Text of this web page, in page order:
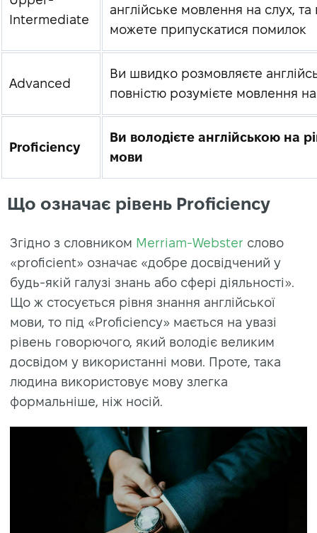
Intermediate
англійське мовлення на слух, та
можете припускатися помилок
Advanced
Ви швидко розмовляєте
повністю розумієте мовлення
Proficiency
Ви володієте англійською на
мови
Що означає рівень Proficiency
Згідно з словником Merriam-Webster слово
«proficient» означає «добре досвідчений у
будь-якій галузі знань або сфері діяльності».
Що ж стосується рівня знання англійської
мови, то під «Proficiency» мається на увазі
рівень говорючого, який володіє великим
досвідом у використанні мови. Проте, така
людина використовує мову злегка
формальніше, ніж носій.